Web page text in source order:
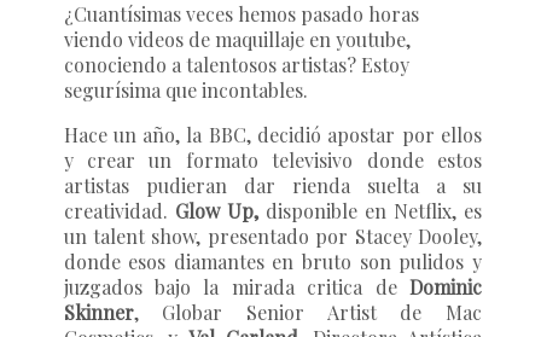
¿Cuantísimas veces hemos pasado horas
viendo videos de maquillaje en youtube,
conociendo a talentosos artistas? Estoy
segurísima que incontables.
Hace un año, la BBC, decidió apostar por ellos
y crear un formato televisivo donde estos
artistas pudieran dar rienda suelta a su
creatividad. Glow Up,disponible en Netflix, es
un talent show, presentado por Stacey Dooley,
donde esos diamantes en bruto son pulidos y
juzgados bajo la mirada critica de Dominic
Skinner, Globar Senior Artist de Mac